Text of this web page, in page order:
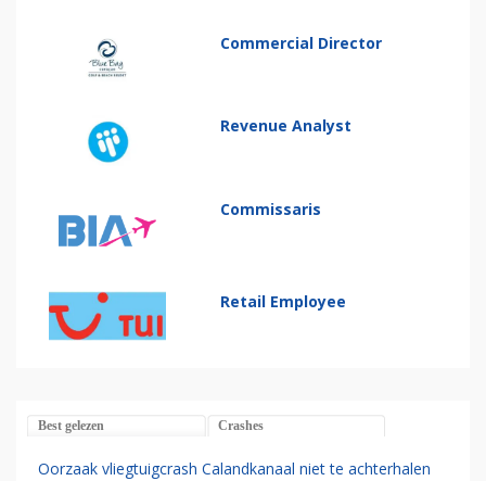
Commercial Director
Revenue Analyst
Commissaris
Retail Employee
Best gelezen Crashes
Oorzaak vliegtuigcrash Calandkanaal niet te achterhalen